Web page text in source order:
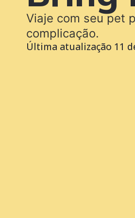
Viaje com seu pet
complicação.
Última atualização 11